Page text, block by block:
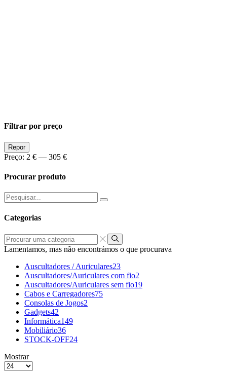
Filtrar por preço
Preço
Min
Preço
Max
Repor
Preço: 2 € — 305 €
Procurar produto
Pesquisar
por:
Categorias
uma
categoria
Lamentamos, mas não encontrámos o que procurava
Auscultadores / Auriculares23
Auscultadores/Auriculares com fio2
Auscultadores/Auriculares sem fio19
Cabos e Carregadores75
Consolas de Jogos2
Gadgets42
Informática149
Mobiliário36
STOCK-OFF24
grelha
de
Lista
Mostrar
Produtos